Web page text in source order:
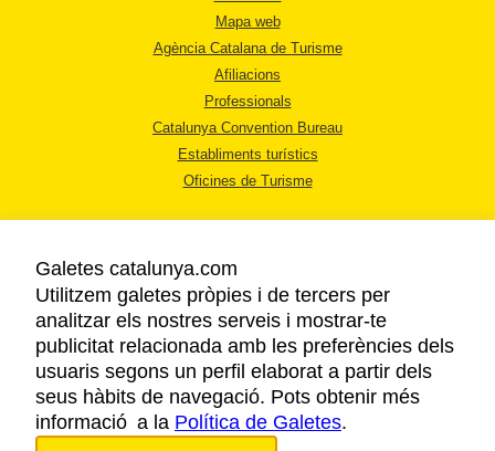
Mapa web
Agència Catalana de Turisme
Afiliacions
Professionals
Catalunya Convention Bureau
Establiments turístics
Oficines de Turisme
AVÍS LEGAL
POLÍTICA DE PRIVACITAT
COOKIES
ACCESSIBILITAT
Galetes catalunya.com
Utilitzem galetes pròpies i de tercers per
analitzar els nostres serveis i mostrar-te
publicitat relacionada amb les preferències dels
usuaris segons un perfil elaborat a partir dels
seus hàbits de navegació. Pots obtenir més
informació a la Política de Galetes.